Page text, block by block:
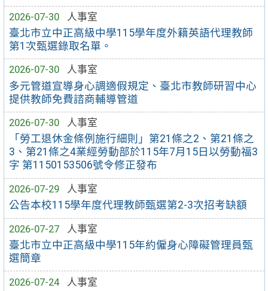
2026-07-30
人事室
臺北市立中正高級中學115學年度外籍英語代理教師
第1次甄選錄取名單。
2026-07-30
人事室
多元管道宣導身心調適假規定、臺北市教師研習中心
提供教師免費諮商輔導管道
2026-07-30
人事室
「勞工退休金條例施行細則」第21條之2、第21條之
3、第21條之4業經勞動部於115年7月15日以勞動福3
字 第1150153506號令修正發布
2026-07-29
人事室
公告本校115學年度代理教師甄選第2-3次招考缺額
2026-07-27
人事室
臺北市立中正高級中學115年約僱身心障礙管理員甄
選簡章
2026-07-24
人事室